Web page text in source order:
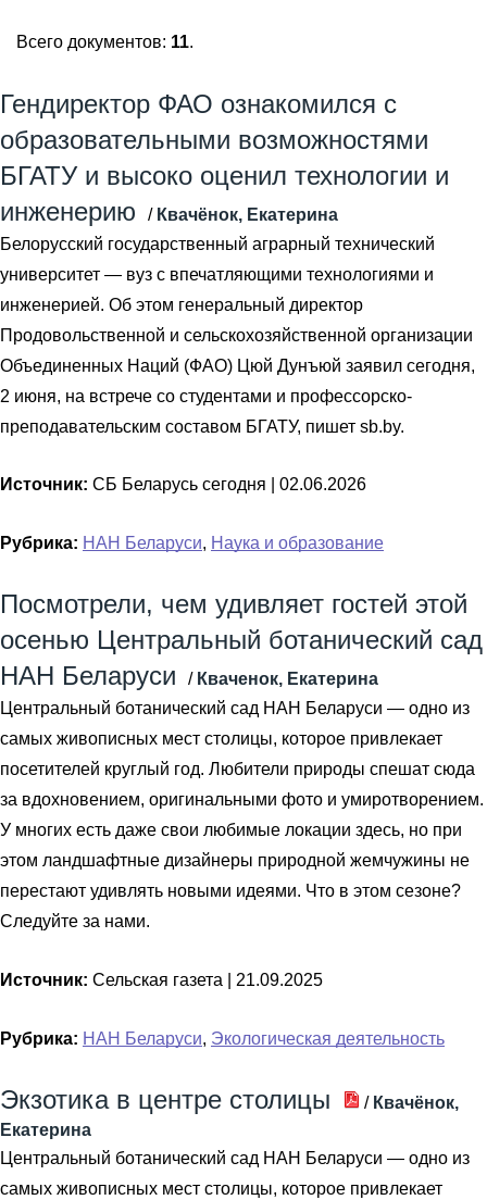
Всего документов: 11.
Гендиректор ФАО ознакомился с
образовательными возможностями
БГАТУ и высоко оценил технологии и
инженерию
/ Квачёнок, Екатерина
Белорусский государственный аграрный технический
университет — вуз с впечатляющими технологиями и
инженерией. Об этом генеральный директор
Продовольственной и сельскохозяйственной организации
Объединенных Наций (ФАО) Цюй Дунъюй заявил сегодня,
2 июня, на встрече со студентами и профессорско-
преподавательским составом БГАТУ, пишет sb.by.
Источник: СБ Беларусь сегодня | 02.06.2026
Рубрика: НАН Беларуси, Наука и образование
Посмотрели, чем удивляет гостей этой
осенью Центральный ботанический сад
НАН Беларуси
/ Кваченок, Екатерина
Центральный ботанический сад НАН Беларуси — одно из
самых живописных мест столицы, которое привлекает
посетителей круглый год. Любители природы спешат сюда
за вдохновением, оригинальными фото и умиротворением.
У многих есть даже свои любимые локации здесь, но при
этом ландшафтные дизайнеры природной жемчужины не
перестают удивлять новыми идеями. Что в этом сезоне?
Следуйте за нами.
Источник: Сельская газета | 21.09.2025
Рубрика: НАН Беларуси, Экологическая деятельность
Экзотика в центре столицы / Квачёнок,
Екатерина
Центральный ботанический сад НАН Беларуси — одно из
самых живописных мест столицы, которое привлекает